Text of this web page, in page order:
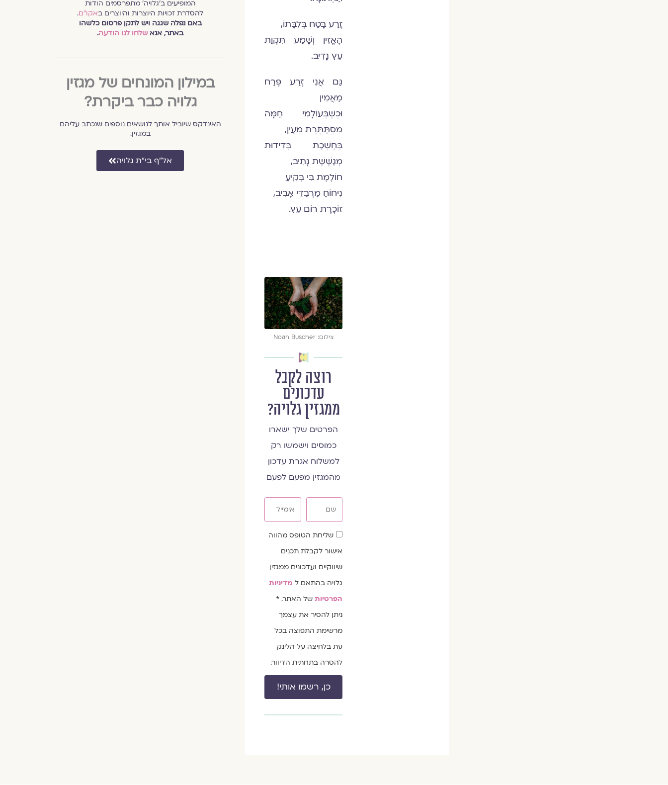
זֶרַע בָּטַח בְּלִבָּתוֹ,
הֶאֱזִין וְשָׁמַע תִּקְוַת
עֵץ נָדִיב.
גַּם אֲנִי זֶרַע פֶּרַח
מַאֲמִין
וּכְשֶׁבְּעוֹלָמִי חַמָּה
מִסְתַּתֶּרֶת מֵעַיִן,
בְּחֶשְׁכַת בְּדִידוּת
מְגַשֶּׁשֶׁת נָתִיב,
חוֹלֶמֶת בִּי בְּקִיעַ
נִיחוֹחַ מַרְבַדֵּי אָבִיב,
זוֹכֶרֶת רוֹם עֵץ.
צילום: Noah Buscher
רוצה לקבל
עדכונים
ממגזין גלויה?
הפרטים שלך ישארו
כמוסים וישמשו רק
למשלוח אגרת עדכון
מהמגזין מפעם לפעם
שדהשליחת הטופס מהווה
אישור לקבלת תכנים
שיווקיים ועדכונים ממגזין
גלויה בהתאם למדיניות
הפרטיותשל האתר. *
ניתן להסיר את עצמך
מרשימת התפוצה בכל
עת בלחיצה על הלינק
להסרה בתחתית הדיוור.
כן, רשמו אותי!
המופיעים ב׳גלויה׳ מתפרסמים הודות
להסדרת זכויות היוצרות והיוצרים באקו״ם.
באם נפלה שגגה ויש לתקן פרסום כלשהו
באתר, אנא שלחו לנו הודעה.
במילון המונחים של מגזין
גלויה כבר ביקרת?
האינדקס שיוביל אותך לנושאים נוספים שנכתב עליהם
במגזין.
אל״ף בי״ת גלויה